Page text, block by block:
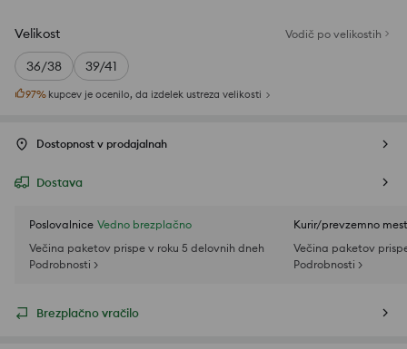
Velikost Vodič po velikostih
36/38 39/41
97% kupcev je ocenilo, da izdelek ustreza velikosti
Dostopnost v prodajalnah
Dostava
Poslovalnice Vedno brezplačno
Večina paketov prispe v roku 5 delovnih dneh
Podrobnosti >
Kurir/prevzemno
Večina paketov
Podrobnosti >
Brezplačno vračilo